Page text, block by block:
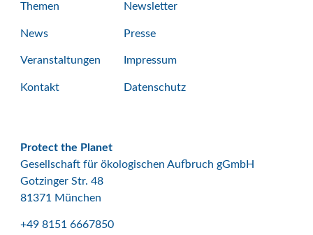
Themen
News
Veranstaltungen
Kontakt
Newsletter
Presse
Impressum
Datenschutz
Protect the Planet
Gesellschaft für ökologischen Aufbruch gGmbH
Gotzinger Str. 48
81371 München
+49 8151 6667850